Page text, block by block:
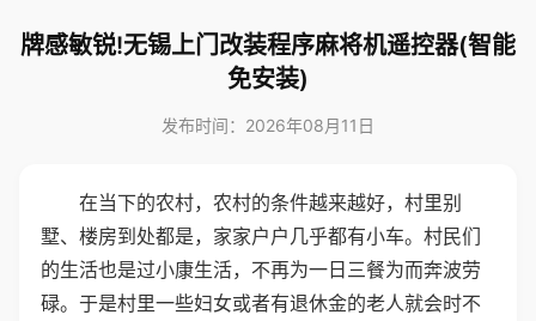
牌感敏锐!无锡上门改装程序麻将机遥控器(智能
免安装)
发布时间：2026年08月11日
在当下的农村，农村的条件越来越好，村里别
墅、楼房到处都是，家家户户几乎都有小车。村民们
的生活也是过小康生活，不再为一日三餐为而奔波劳
碌。于是村里一些妇女或者有退休金的老人就会时不